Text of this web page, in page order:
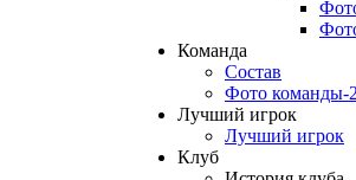
Команда
Состав
Фото команды-
Лучший игрок
Лучший игрок
Клуб